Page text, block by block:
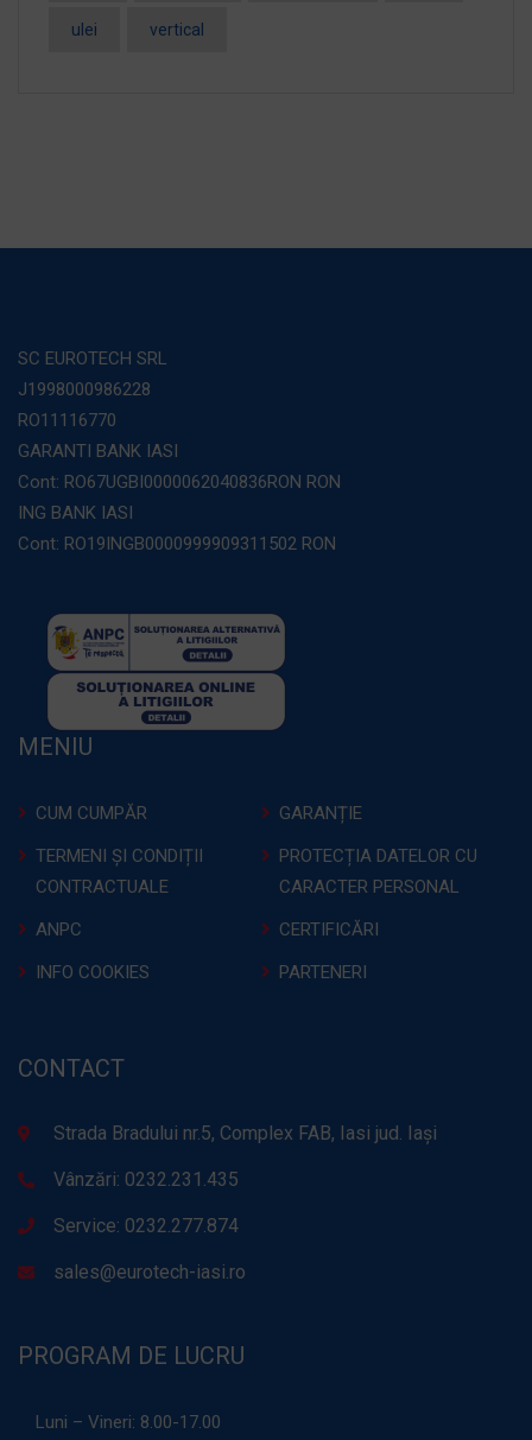
ulei vertical
SC EUROTECH SRL
J1998000986228
RO11116770
GARANTI BANK IASI
Cont: RO67UGBI0000062040836RON RON
ING BANK IASI
Cont: RO19INGB0000999909311502 RON
MENIU
CUM CUMPĂR
GARANȚIE
TERMENI ȘI CONDIȚII
CONTRACTUALE
PROTECȚIA DATELOR CU
CARACTER PERSONAL
ANPC
CERTIFICĂRI
INFO COOKIES
PARTENERI
CONTACT
Strada Bradului nr.5, Complex FAB, Iasi jud. Iași
Vânzări: 0232.231.435
Service: 0232.277.874
sales@eurotech-iasi.ro
PROGRAM DE LUCRU
Luni – Vineri: 8.00-17.00